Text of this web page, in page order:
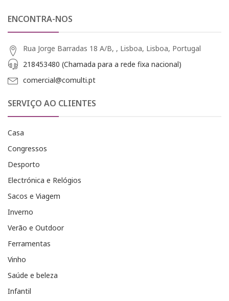
ENCONTRA-NOS
Rua Jorge Barradas 18 A/B, , Lisboa, Lisboa, Portugal
218453480 (Chamada para a rede fixa nacional)
comercial@comulti.pt
SERVIÇO AO CLIENTES
Casa
Congressos
Desporto
Electrónica e Relógios
Sacos e Viagem
Inverno
Verão e Outdoor
Ferramentas
Vinho
Saúde e beleza
Infantil